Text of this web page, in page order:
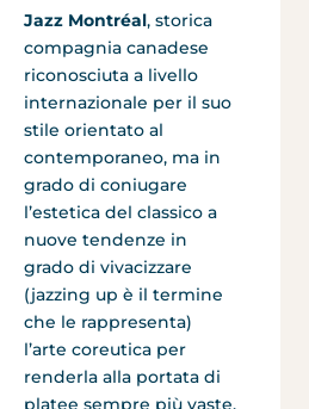
Jazz Montréal, storica
compagnia canadese
riconosciuta a livello
internazionale per il suo
stile orientato al
contemporaneo, ma in
grado di coniugare
l’estetica del classico a
nuove tendenze in
grado di vivacizzare
(jazzing up è il termine
che le rappresenta)
l’arte coreutica per
renderla alla portata di
platee sempre più vaste.